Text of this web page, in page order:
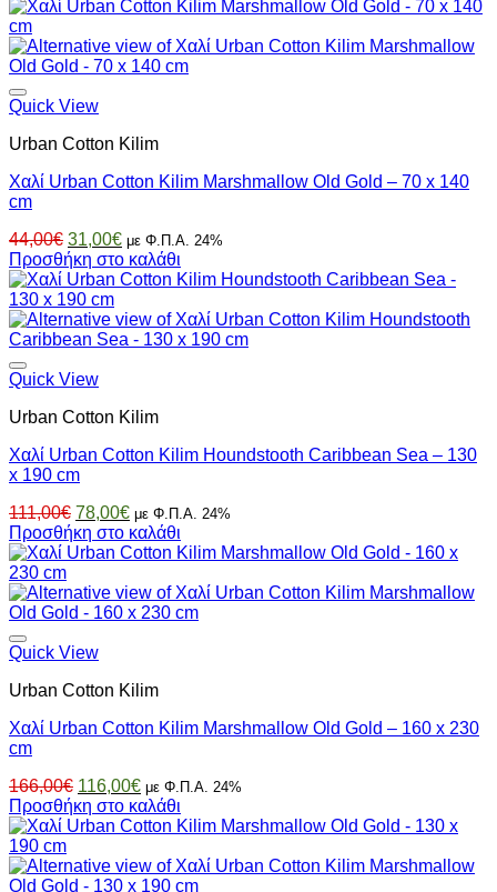
Quick View
Urban Cotton Kilim
Χαλί Urban Cotton Kilim Marshmallow Old Gold – 70 x 140
cm
44,00€ Original
price
was:
44,00€.
31,00€Η
τρέχουσα
τιμή
31,00€.
με Φ.Π.Α. 24%
Προσθήκη στο καλάθι
Quick View
Urban Cotton Kilim
Χαλί Urban Cotton Kilim Houndstooth Caribbean Sea – 130
x 190 cm
111,00€ Original
price
was:
78,00€Η
τρέχουσα
τιμή
78,00€.
με Φ.Π.Α. 24%
Προσθήκη στο καλάθι
Quick View
Urban Cotton Kilim
Χαλί Urban Cotton Kilim Marshmallow Old Gold – 160 x 230
cm
166,00€ Original
price
was:
116,00€Η
τρέχουσα
τιμή
116,00€.
με Φ.Π.Α. 24%
Προσθήκη στο καλάθι